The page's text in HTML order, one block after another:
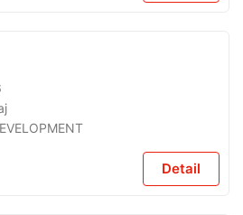
Detail